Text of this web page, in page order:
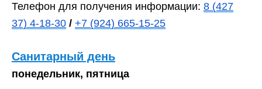
Телефон для получения информации: 8 (427
37) 4-18-30 / +7 (924) 665-15-25
Санитарный день
понедельник, пятница